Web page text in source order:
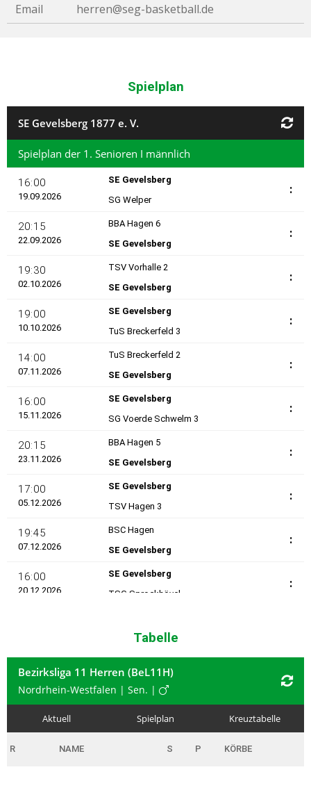
Email herren@seg-basketball.de
Spielplan
Tabelle